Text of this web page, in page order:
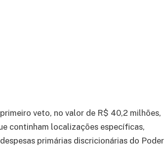
veto, no valor de R$ 40,2 milhões,
continham localizações específicas,
primárias discricionárias do Poder